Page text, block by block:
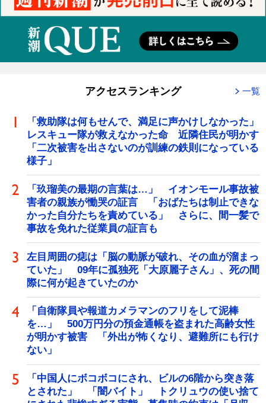
アクセスランキング 一覧
「救助隊は何もせんで、満足に声かけしなかった」
レスキュー隊が救えなかった命 近隣住民が明かす
「二次被害を出さないのが訓練の鉄則になっている
様子」
「玖瑠美の最期の言葉は…」 イオンモール事故被
害者の親族が慟哭の証言 「おばたちは制止できな
かった自分たちを責めている」 さらに、間一髪で
事故を免れた従業員の証言も
左目周囲の痣は「脳の動脈が破れ、その血が溜まっ
ていた」 09年に孤独死「大原麗子さん」、死の間
際に何が起きていたのか
「自衛隊員や報道カメラマンのフリをして泥棒
を…」 500万円分の預金通帳を盗まれた高齢女性
が明かす被害 「外出が怖くなり、避難所にも行け
ない」
「中国人にボコボコにされ、ビルの6階から突き落
とされた」 「闇バイト」 トクリュウの使い捨て